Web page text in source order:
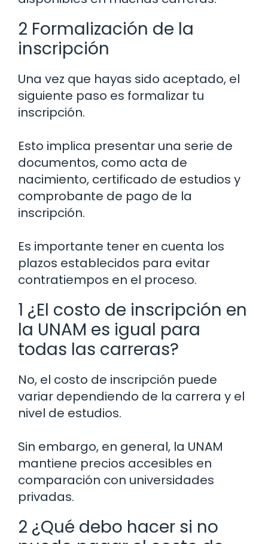
2 Formalización de la
inscripción
Una vez que hayas sido aceptado, el
siguiente paso es formalizar tu
inscripción.
Esto implica presentar una serie de
documentos, como acta de
nacimiento, certificado de estudios y
comprobante de pago de la
inscripción.
Es importante tener en cuenta los
plazos establecidos para evitar
contratiempos en el proceso.
1 ¿El costo de inscripción en
la UNAM es igual para
todas las carreras?
No, el costo de inscripción puede
variar dependiendo de la carrera y el
nivel de estudios.
Sin embargo, en general, la UNAM
mantiene precios accesibles en
comparación con universidades
privadas.
2 ¿Qué debo hacer si no